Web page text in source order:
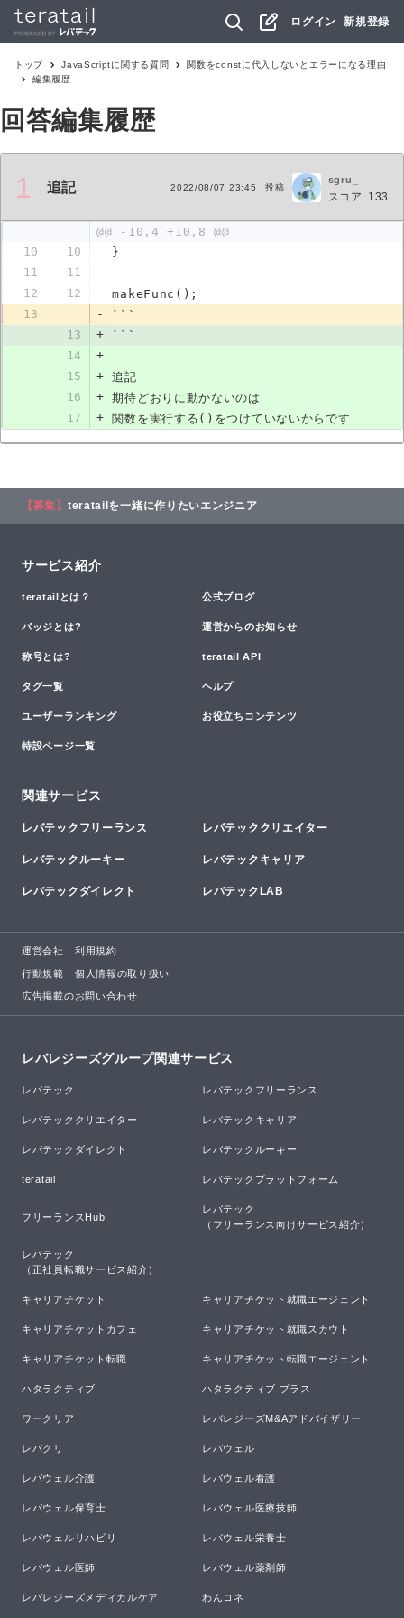
ログイン 新規登録
トップ JavaScriptに関する質問
関数をconstに代入しないとエラーになる理由
編集履歴
回答編集履歴
1 追記 2022/08/07 23:45 投稿
sgru_
スコア 133
@@ -10,4 +10,8 @@
10
10
}
11
11
12
12
makeFunc();
13
-
```
13
+
```
14
+
15
+
追記
16
+
期待どおりに動かないのは
17
+ 関数を実行する()をつけていないからです
【募集】 teratailを一緒に作りたいエンジニア
サービス紹介
teratailとは？ 公式ブログ
バッジとは? 運営からのお知らせ
称号とは? teratail API
タグ一覧 ヘルプ
ユーザーランキング お役立ちコンテンツ
特設ページ一覧
関連サービス
レバテックフリーランス レバテッククリエイター
レバテックルーキー レバテックキャリア
レバテックダイレクト レバテックLAB
運営会社 利用規約
行動規範 個人情報の取り扱い
広告掲載のお問い合わせ
レバレジーズグループ関連サービス
レバテック レバテックフリーランス
レバテッククリエイター レバテックキャリア
レバテックダイレクト レバテックルーキー
teratail レバテックプラットフォーム
フリーランスHub
レバテック
（フリーランス向けサービス紹介）
レバテック
（正社員転職サービス紹介）
キャリアチケット キャリアチケット就職エージェント
キャリアチケットカフェ キャリアチケット就職スカウト
キャリアチケット転職 キャリアチケット転職エージェント
ハタラクティブ ハタラクティブ プラス
ワークリア レバレジーズM&Aアドバイザリー
レバクリ レバウェル
レバウェル介護 レバウェル看護
レバウェル保育士 レバウェル医療技師
レバウェルリハビリ レバウェル栄養士
レバウェル医師 レバウェル薬剤師
レバレジーズメディカルケア わんコネ